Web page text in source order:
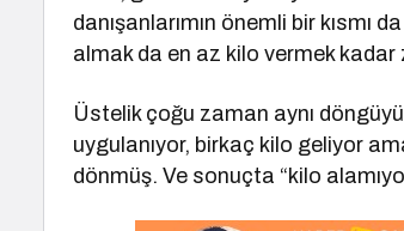
danışanlarımın önemli bir kısmı
almak da en az kilo vermek kadar
Üstelik çoğu zaman aynı
uygulanıyor, birkaç kilo geliyor
dönmüş. Ve sonuçta “kilo